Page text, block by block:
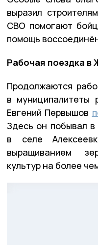
выразил
СВО помогают
помощь
Рабочая поездка в
Продолжаются
в муниципалитеты
Евгений Первышов
Здесь он побывал
в селе
выращиванием
культур на более